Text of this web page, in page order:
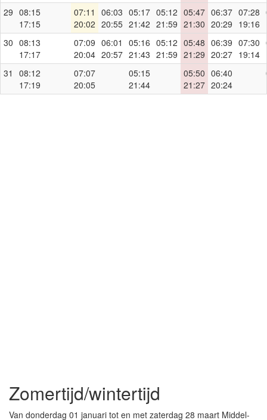
29 08:15
17:15
07:11
20:02
06:03
20:55
05:17
21:42
05:12
21:59
05:47
21:30
06:37
20:29
07:28
19:16
30 08:13
17:17
07:09
20:04
06:01
20:57
05:16
21:43
05:12
21:59
05:48
21:29
06:39
20:27
07:30
19:14
31
08:12
17:19
07:07
20:05
05:15
21:44
05:50
21:27
06:40
20:24
Zomertijd/wintertijd
Van donderdag 01 januari tot en met zaterdag 28 maart Middel-